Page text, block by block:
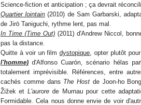
Science-fiction et anticipation ; ça devrait
Quartier lointain (2010) de Sam Garbarski,
de Jirō Taniguchi, rythme lent, pas mal.
In Time (Time Out) (2011) d'Andrew Niccol,
pas la distance.
Quitte à voir un filmdystopique , opter plutôt pour
l'homme) d'Alfonso Cuarón, scénario hélas
totalement imprévisible. Références, entre
cachés comme dans The Host de Joon-ho
Žižek et L'aurorede Murnau pour cette
Formidable. Cela nous donne envie de voir